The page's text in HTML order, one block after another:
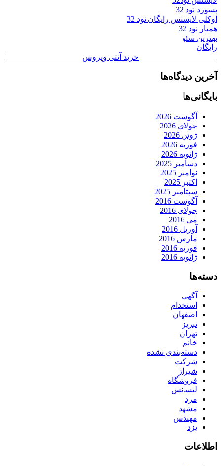
پسورد نود 32
اوکلی لایسنس رایگان نود 32
همیار نود 32
بهترین سئو
رایگان
خرید آنتی ویروس
آخرین دیدگاه‌ها
بایگانی‌ها
آگوست 2026
جولای 2026
ژوئن 2026
فوریه 2026
ژانویه 2026
دسامبر 2025
نوامبر 2025
اکتبر 2025
سپتامبر 2025
آگوست 2016
جولای 2016
می 2016
آوریل 2016
مارس 2016
فوریه 2016
ژانویه 2016
دسته‌ها
آگهی
استخدام
اصفهان
تبریز
تهران
خانم
دسته‌بندی نشده
شرکت
شیراز
فروشگاه
لیسانس
مرد
مشهد
مهندس
یزد
اطلاعات